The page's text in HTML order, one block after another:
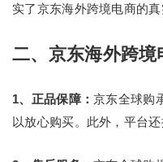
实了京东海外跨境电商的真
二、京东海外跨
1、正品保障：京东全球购
以放心购买。此外，平台